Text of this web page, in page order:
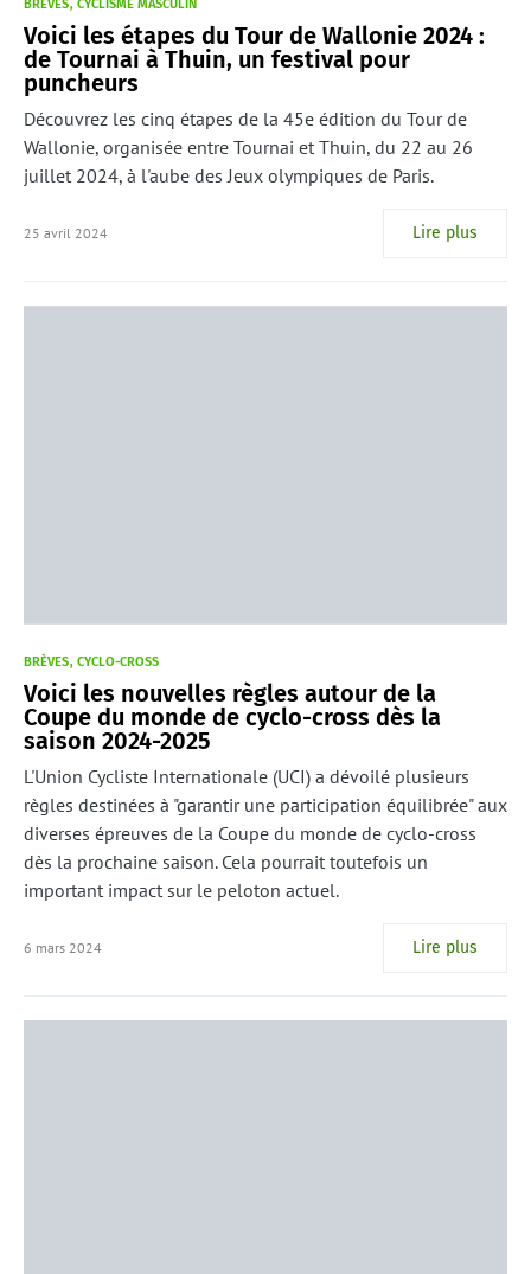
BRÈVES CYCLISME MASCULIN
Voici les étapes du Tour de Wallonie 2024 :
de Tournai à Thuin, un festival pour
puncheurs
Découvrez les cinq étapes de la 45e édition du Tour de
Wallonie, organisée entre Tournai et Thuin, du 22 au 26
juillet 2024, à l'aube des Jeux olympiques de Paris.
25 avril 2024 Lire plus
BRÈVES CYCLO-CROSS
Voici les nouvelles règles autour de la
Coupe du monde de cyclo-cross dès la
saison 2024-2025
L'Union Cycliste Internationale (UCI) a dévoilé plusieurs
règles destinées à "garantir une participation équilibrée" aux
diverses épreuves de la Coupe du monde de cyclo-cross
dès la prochaine saison. Cela pourrait toutefois un
important impact sur le peloton actuel.
6 mars 2024 Lire plus